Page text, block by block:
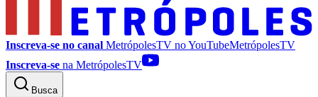
Inscreva-se no canal MetrópolesTV noYouTubeMetrópolesTV
Inscreva-se na MetrópolesTV
Busca